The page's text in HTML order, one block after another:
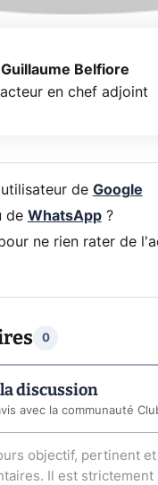
Guillaume Belfiore
en chef adjoint
de Google
de WhatsApp?
ne rien rater de
0
discussion
avec la communauté